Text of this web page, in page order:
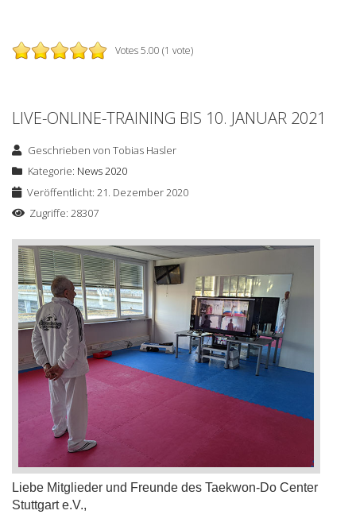
Votes 5.00 (1 vote)
LIVE-ONLINE-TRAINING BIS 10. JANUAR 2021
Geschrieben vonTobias Hasler
Kategorie: News 2020
Veröffentlicht: 21. Dezember 2020
Zugriffe: 28307
Liebe Mitglieder und Freunde des Taekwon-Do Center
Stuttgart e.V.,